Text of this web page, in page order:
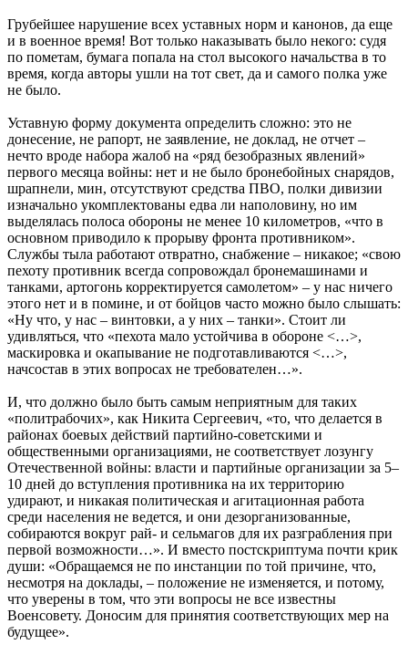
Грубейшее нарушение всех уставных норм и канонов, да еще
и в военное время! Вот только наказывать было некого: судя
по пометам, бумага попала на стол высокого начальства в то
время, когда авторы ушли на тот свет, да и самого полка уже
не было.
Уставную форму документа определить сложно: это не
донесение, не рапорт, не заявление, не доклад, не отчет –
нечто вроде набора жалоб на «ряд безобразных явлений»
первого месяца войны: нет и не было бронебойных снарядов,
шрапнели, мин, отсутствуют средства ПВО, полки дивизии
изначально укомплектованы едва ли наполовину, но им
выделялась полоса обороны не менее 10 километров, «что в
основном приводило к прорыву фронта противником».
Службы тыла работают отвратно, снабжение – никакое; «свою
пехоту противник всегда сопровождал бронемашинами и
танками, артогонь корректируется самолетом» – у нас ничего
этого нет и в помине, и от бойцов часто можно было слышать:
«Ну что, у нас – винтовки, а у них – танки». Стоит ли
удивляться, что «пехота мало устойчива в обороне <…>,
маскировка и окапывание не подготавливаются <…>,
начсостав в этих вопросах не требователен…».
И, что должно было быть самым неприятным для таких
«политрабочих», как Никита Сергеевич, «то, что делается в
районах боевых действий партийно-советскими и
общественными организациями, не соответствует лозунгу
Отечественной войны: власти и партийные организации за 5–
10 дней до вступления противника на их территорию
удирают, и никакая политическая и агитационная работа
среди населения не ведется, и они дезорганизованные,
собираются вокруг рай- и сельмагов для их разграбления при
первой возможности…». И вместо постскриптума почти крик
души: «Обращаемся не по инстанции по той причине, что,
несмотря на доклады, – положение не изменяется, и потому,
что уверены в том, что эти вопросы не все известны
Военсовету. Доносим для принятия соответствующих мер на
будущее».